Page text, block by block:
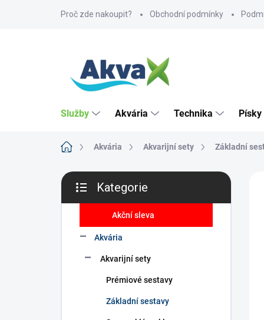
Proč zde nakoupit? Obchodní podmínky
Služby Akvária Technika
Domů Akvária Akvarijní sety Základní
P
s
kategorie
Kategorie
Akční sleva
Akvária
Akvarijní sety
Prémiové sestavy
Základní sestavy